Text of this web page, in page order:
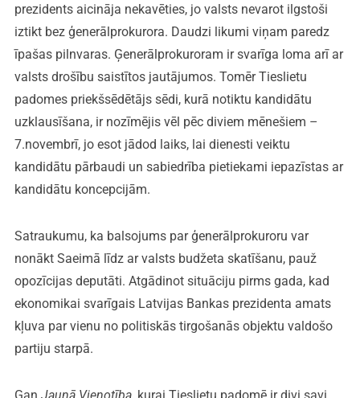
prezidents aicināja nekavēties, jo valsts nevarot ilgstoši
iztikt bez ģenerālprokurora. Daudzi likumi viņam paredz
īpašas pilnvaras. Ģenerālprokuroram ir svarīga loma arī ar
valsts drošību saistītos jautājumos. Tomēr Tieslietu
padomes priekšsēdētājs sēdi, kurā notiktu kandidātu
uzklausīšana, ir nozīmējis vēl pēc diviem mēnešiem –
7.novembrī, jo esot jādod laiks, lai dienesti veiktu
kandidātu pārbaudi un sabiedrība pietiekami iepazīstas ar
kandidātu koncepcijām.
Satraukumu, ka balsojums par ģenerālprokuroru var
nonākt Saeimā līdz ar valsts budžeta skatīšanu, pauž
opozīcijas deputāti. Atgādinot situāciju pirms gada, kad
ekonomikai svarīgais Latvijas Bankas prezidenta amats
kļuva par vienu no politiskās tirgošanās objektu valdošo
partiju starpā.